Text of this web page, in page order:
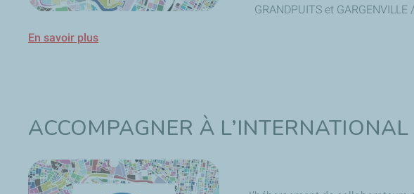
GRANDPUITS et
En savoir plus
ACCOMPAGNER À L’INTERNATIONAL